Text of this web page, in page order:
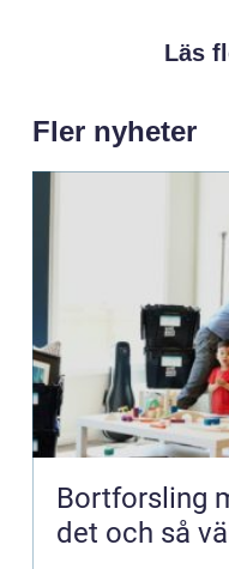
Läs
Fler nyheter
Bortforsling möbler
det och så